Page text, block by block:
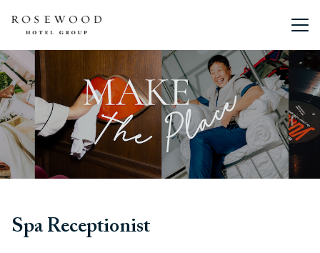
Spa Receptionist